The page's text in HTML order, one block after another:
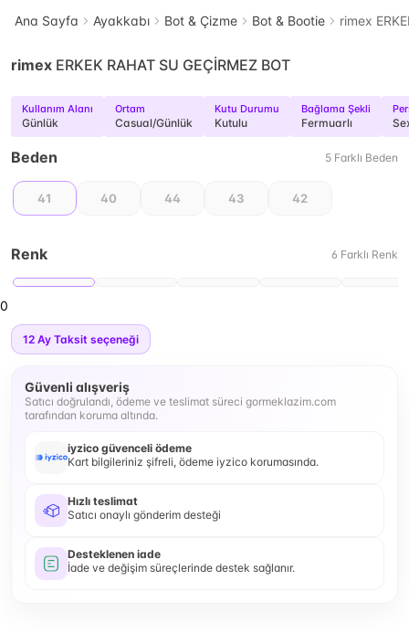
Ana Sayfa Ayakkabı Bot & Çizme Bot & Bootie rimex
rimex ERKEK RAHAT SU GEÇİRMEZ BOT
Kullanım Alanı
Günlük
Ortam
Casual/Günlük
Kutu Durumu
Kutulu
Bağlama Şekli
Fermuarlı
Beden 5 Farklı Beden
41 40 44 43 42
Renk 6 Farklı Renk
0
12 Ay Taksit seçeneği
Güvenli alışveriş
Satıcı doğrulandı, ödeme ve teslimat süreci gormeklazim.com
tarafından koruma altında.
iyzico güvenceli ödeme
Kart bilgileriniz şifreli, ödeme iyzico korumasında.
Hızlı teslimat
Satıcı onaylı gönderim desteği
Desteklenen iade
İade ve değişim süreçlerinde destek sağlanır.